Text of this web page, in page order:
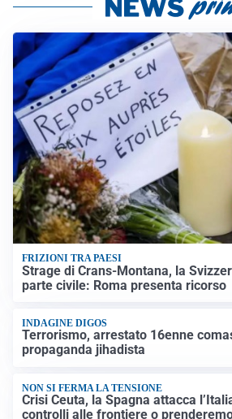
FRIZIONI TRA PAESI
Strage di Crans-Montana, la
parte civile: Roma presenta ricorso
INDAGINE DIGOS
Terrorismo, arrestato 16enne
propaganda jihadista
NON SI FERMA LA TENSIONE
Crisi Ceuta, la Spagna attacca
controlli alle frontiere o